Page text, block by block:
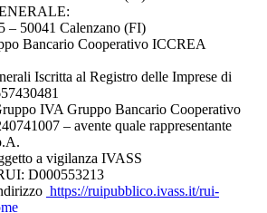
– 50041 Calenzano (FI)
Bancario Cooperativo ICCREA
Iscritta al Registro delle Imprese di
IVA Gruppo Bancario Cooperativo
– avente quale rappresentante
a vigilanza IVASS
D000553213
https://ruipubblico.ivass.it/rui-